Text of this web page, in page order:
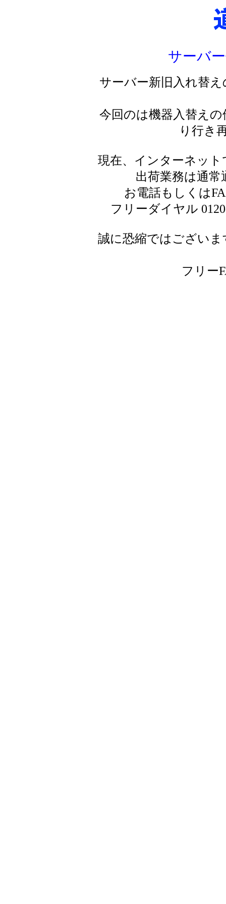
サーバ
サーバー新旧入れ替
今回のは機器入替え
り行き
現在、インターネッ
出荷業務は通
お電話もしくは
フリーダイヤル
誠に恐縮ではござい
フリー